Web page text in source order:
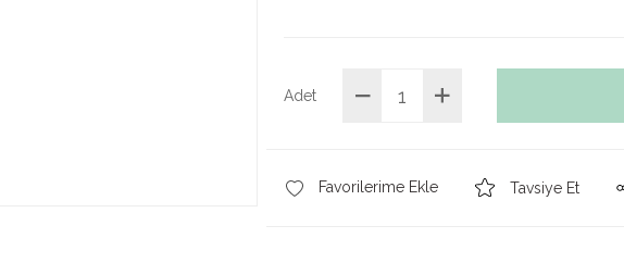
Adet
Tavsiye Et